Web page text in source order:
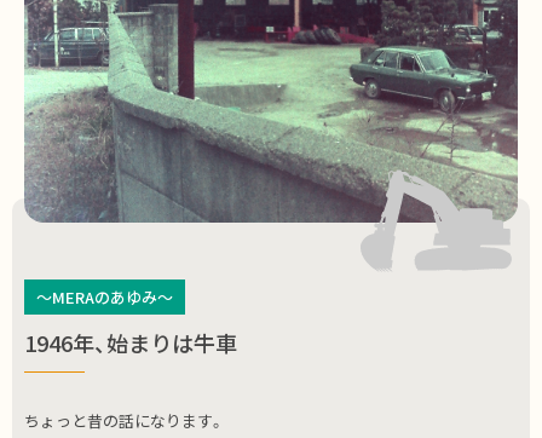
～MERAのあゆみ～
1946年、始まりは牛車
ちょっと昔の話になります。